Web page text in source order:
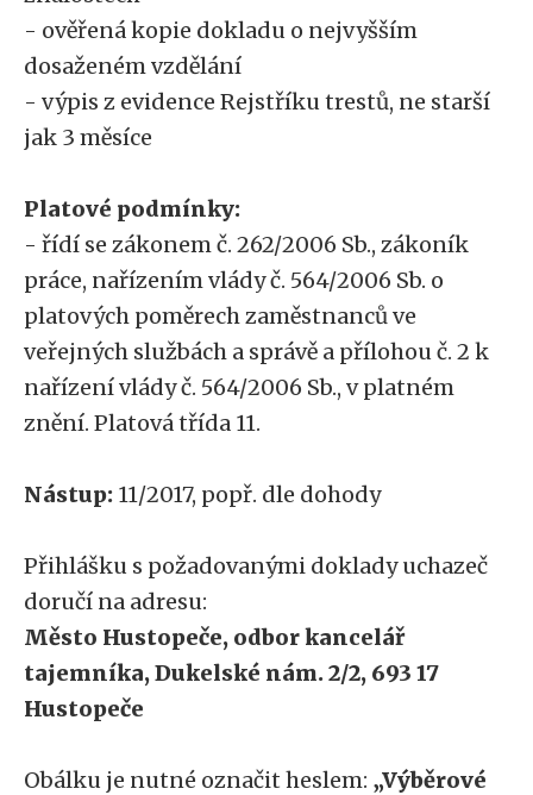
- ověřená kopie dokladu o nejvyšším
dosaženém vzdělání
- výpis z evidence Rejstříku trestů, ne starší
jak 3 měsíce
Platové podmínky:
- řídí se zákonem č. 262/2006 Sb., zákoník
práce, nařízením vlády č. 564/2006 Sb. o
platových poměrech zaměstnanců ve
veřejných službách a správě a přílohou č. 2 k
nařízení vlády č. 564/2006 Sb., v platném
znění. Platová třída 11.
Nástup: 11/2017, popř. dle dohody
Přihlášku s požadovanými doklady uchazeč
doručí na adresu:
Město Hustopeče, odbor kancelář
tajemníka, Dukelské nám. 2/2, 693 17
Hustopeče
Obálku je nutné označit heslem: „Výběrové